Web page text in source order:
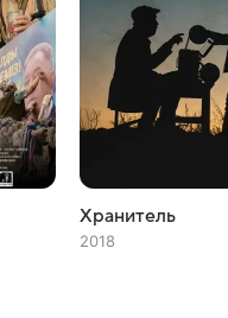
Хранитель
2018